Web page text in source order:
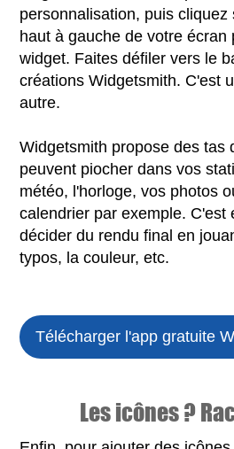
personnalisation, puis cliquez
haut à gauche de votre écran
widget. Faites défiler vers le
créations Widgetsmith. C'est
autre.
Widgetsmith propose des tas
peuvent piocher dans vos
météo, l'horloge, vos photos
calendrier par exemple. C'est
décider du rendu final en
typos, la couleur, etc.
Télécharger l'app gratuite
Les icônes ?